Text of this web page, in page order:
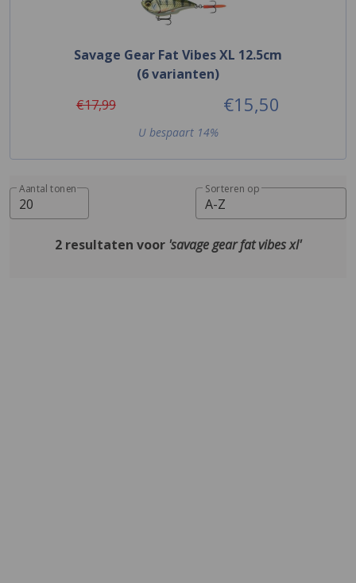
Savage Gear Fat Vibes XL 12.5cm
(6 varianten)
€17,99
€15,50
U bespaart 14%
Aantal tonen
20
Sorteren op
A-Z
2 resultaten voor 'savage gear fat vibes xl'